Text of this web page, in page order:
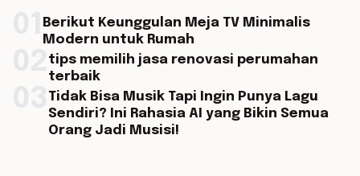
Berikut Keunggulan Meja TV Minimalis
Modern untuk Rumah
tips memilih jasa renovasi perumahan
terbaik
Tidak Bisa Musik Tapi Ingin Punya Lagu
Sendiri? Ini Rahasia AI yang Bikin Semua
Orang Jadi Musisi!